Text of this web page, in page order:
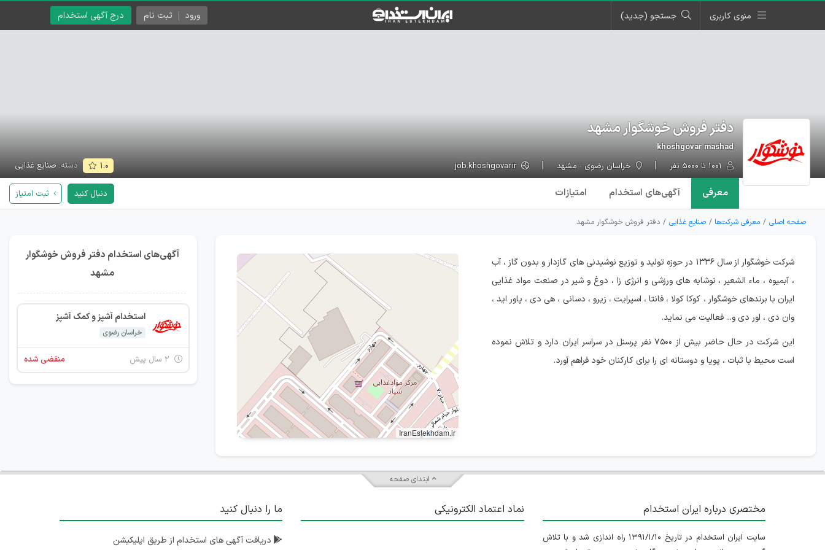
منوی کاربری جستجو (جدید) درج آگهی استخدام ورود ثبت نام
دفتر فروش خوشگوار مشهد
khoshgovar mashad
خراسان رضوی - مشهد job.khoshgovar.ir ۱.۰ دسته: صنایع غذایی
معرفی آگهی‌های استخدام امتیازات دنبال کنید ثبت امتیاز
صفحه اصلی معرفی شرکت‌ها صنایع غذایی دفتر فروش خوشگوار مشهد
شرکت خوشگوار از سال ۱۳۳۶ در حوزه تولید و توزیع نوشیدنی های گازدار و بدون گاز ، آب
، آبمیوه ، ماء الشعیر ، نوشابه های ورزشی و انرژی زا ، دوغ و شیر در صنعت مواد غذایی
ایران با برندهای خوشگوار ، کوکا کولا ، فانتا ، اسپرایت ، زیرو ، دسانی ، هی دی ، پاور اید ،
وان دی ، اور دی و... فعالیت می نماید.
این شرکت در حال حاضر بیش از ۷۵۰۰ نفر پرسنل در سراسر ایران دارد و تلاش نموده
است محیط با ثبات ، پویا و دوستانه ای را برای کارکنان خود فراهم آورد.
IranEstekhdam.ir
آگهی‌های استخدام دفتر فروش خوشگوار
مشهد
استخدام آشپز و کمک آشپز
خراسان رضوی
منقضی شده
ابتدای صفحه
مختصری درباره ایران استخدام
سایت ایران استخدام در تاریخ ۱۳۹۱/۱/۱۰ راه اندازی شد و با تلاش
نماد اعتماد الکترونیکی ما را دنبال کنید
دریافت آگهی های استخدام از طریق اپلیکیشن